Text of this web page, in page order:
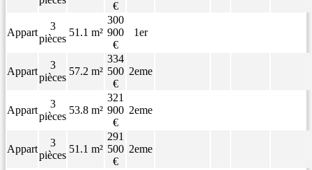
€
Appart
3
pièces
51.1 m²
300
900
€
1er
Appart
3
pièces
57.2 m²
334
500
€
2eme
Appart
3
pièces
53.8 m²
321
900
€
2eme
Appart
3
pièces
51.1 m²
291
500
€
2eme